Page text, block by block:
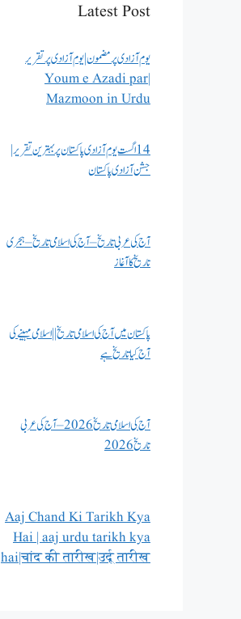
Latest Post
یوم آزادی پر مضمون | یوم آزادی پر تقریر
| Youm e Azadi par
Mazmoon in Urdu
14 اگست یوم آزادی پاکستان پر بہترین تقریر |
جشن آزادی پاکستان
آج کی عربی تاریخ – آج کی اسلامی تاریخ – ہجری
تاریخ کا آغاز
پاکستان میں آج کی اسلامی تاریخ || اسلامی مہینے کی
آج کیا تاریخ ہے
آج کی اسلامی تاریخ 2026 – آج کی عربی
تاریخ 2026
Aaj Chand Ki Tarikh Kya
Hai | aaj urdu tarikh kya
hai|चांद की तारीख|उर्दू तारीख